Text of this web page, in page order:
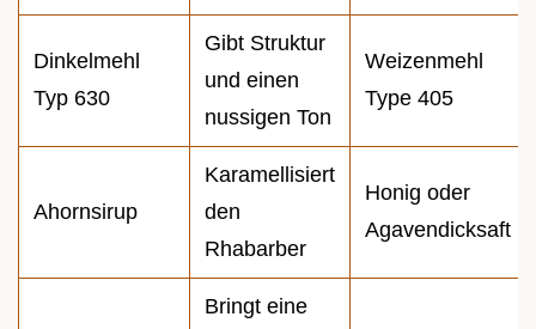
Dinkelmehl
Typ 630
Gibt Struktur
und einen
nussigen Ton
Weizenmehl
Type 405
Ahornsirup
Karamellisiert
den
Rhabarber
Honig oder
Agavendicksaft
Bringt eine